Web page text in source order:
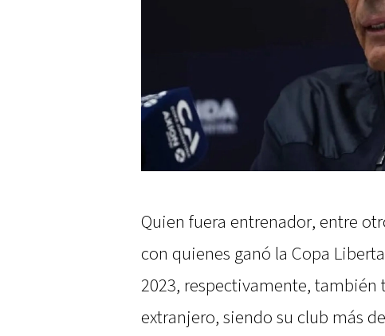
Quien fuera entrenador, entre
con quienes ganó la Copa
2023, respectivamente, también
extranjero, siendo su club más